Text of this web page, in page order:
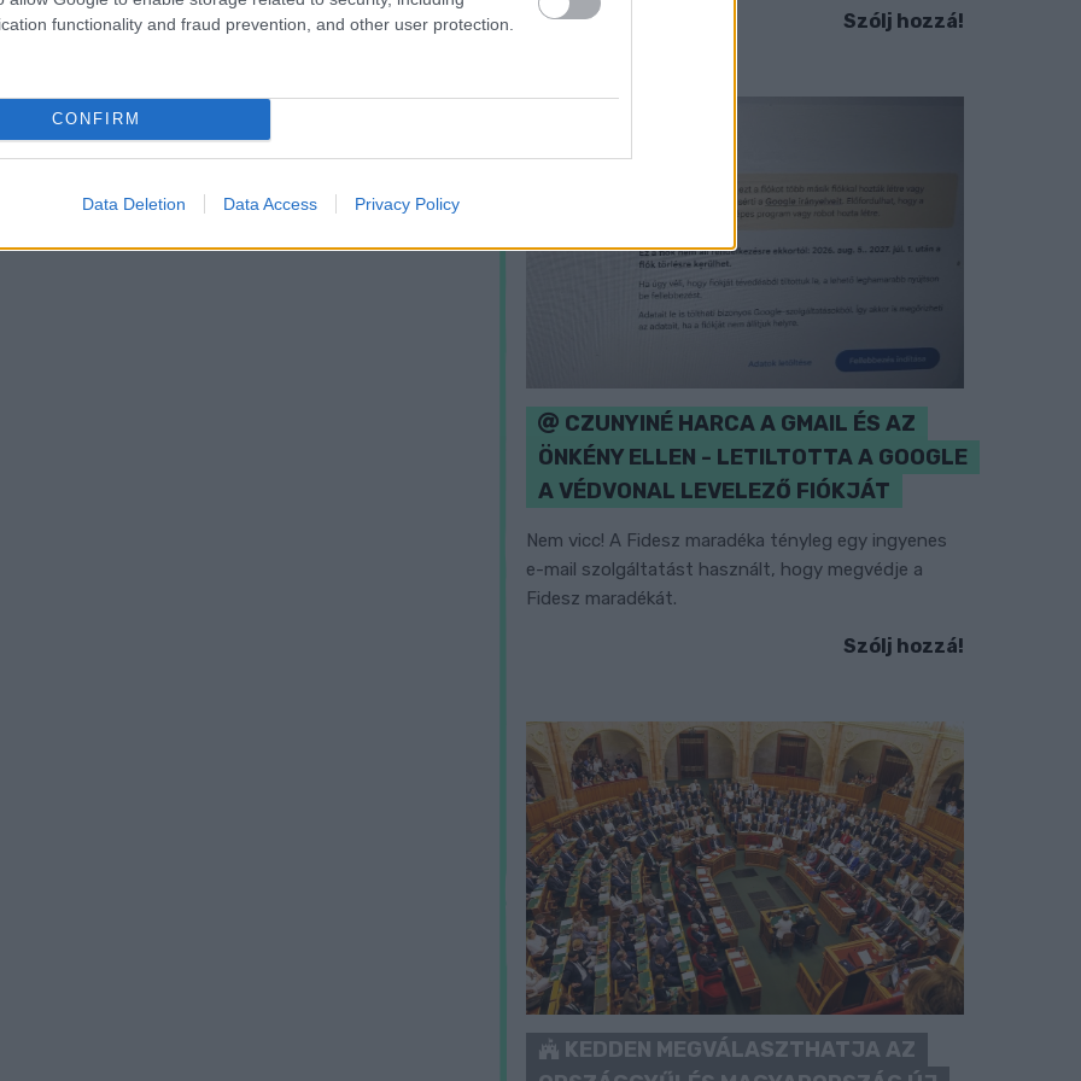
functionality and fraud prevention, and other user protection.
CONFIRM
Data Deletion Data Access Privacy Policy
Szólj hozzá!
CZUNYINÉ HARCA A GMAIL ÉS AZ
ÖNKÉNY ELLEN - LETILTOTTA A GOOGLE
A VÉDVONAL LEVELEZŐ FIÓKJÁT
Nem vicc! A Fidesz maradéka tényleg egy ingyenes
e-mail szolgáltatást használt, hogy megvédje a
Fidesz maradékát.
Szólj hozzá!
KEDDEN MEGVÁLASZTHATJA AZ